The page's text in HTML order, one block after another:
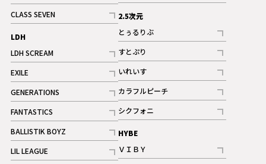
記事
CLASS SEVEN
記事
LDH
LDH SCREAM
記事
EXILE
記事
GENERATIONS
記事
FANTASTICS
記事
BALLISTIK BOYZ
記事
LIL LEAGUE
記事
2.5次元
とぅるりぶ
記事
すとぷり
記事
ギャラリー
いれいす
記事
ギャラリー
カラフルピーチ
記事
シクフォニ
記事
HYBE
ＶＩＢＹ
記事